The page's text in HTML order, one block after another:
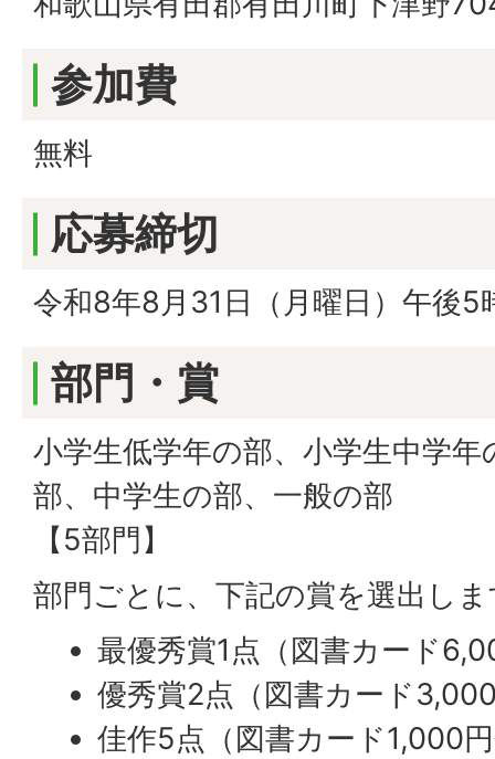
参加費
無料
応募締切
令和8年8月31日（月曜日）午後5
部門・賞
小学生低学年の部、小学生中学
部、中学生の部、一般の部
【5部門】
部門ごとに、下記の賞を選出し
最優秀賞1点（図書カード
優秀賞2点（図書カード
佳作5点（図書カード1,000